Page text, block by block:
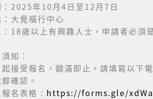
：2025年10月4日至12月7日
大覺福行中心
18歲以上有興趣人士，申請者必須
知：
起接受報名，額滿即止。請填寫以下
確認。
名表格 : https://forms.gle/